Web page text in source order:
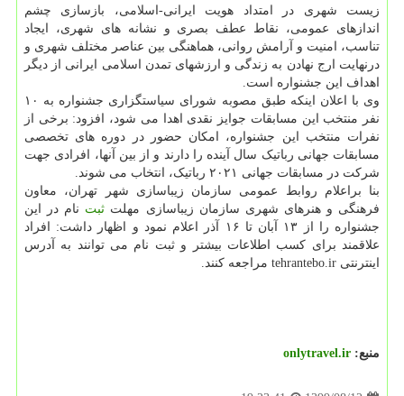
زیست شهری در امتداد هویت ایرانی-اسلامی، بازسازی چشم
اندازهای عمومی، نقاط عطف بصری و نشانه های شهری، ایجاد
تناسب، امنیت و آرامش روانی، هماهنگی بین عناصر مختلف شهری و
درنهایت ارج نهادن به زندگی و ارزشهای تمدن اسلامی ایرانی از دیگر
اهداف این جشنواره است.
وی با اعلان اینکه طبق مصوبه شورای سیاستگزاری جشنواره به ۱۰
نفر منتخب این مسابقات جوایز نقدی اهدا می شود، افزود: برخی از
نفرات منتخب این جشنواره، امکان حضور در دوره های تخصصی
مسابقات جهانی رباتیک سال آینده را دارند و از بین آنها، افرادی جهت
شرکت در مسابقات جهانی ۲۰۲۱ رباتیک، انتخاب می شوند.
بنا براعلام روابط عمومی سازمان زیباسازی شهر تهران، معاون
فرهنگی و هنرهای شهری سازمان زیباسازی مهلت ثبت نام در این
جشنواره را از ۱۳ آبان تا ۱۶ آذر اعلام نمود و اظهار داشت: افراد
علاقمند برای کسب اطلاعات بیشتر و ثبت نام می توانند به آدرس
اینترنتی tehrantebo.ir مراجعه کنند.
منبع: onlytravel.ir